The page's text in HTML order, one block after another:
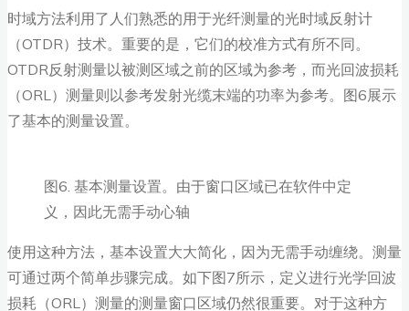
时域方法利用了人们熟悉的用于光纤测量的光时域反射计
（OTDR）技术。重要的是，它们的校准方式有所不同。
OTDR反射测量以被测区域之前的区域为参考，而光回波损耗
（ORL）测量则以参考发射光缆末端的功率为参考。图6展示
了基本的测量设置。
图6. 基本测量设置。由于窗口区域已在软件中定
义，因此无需手动心轴
使用这种方法，基本设置大大简化，因为无需手动缠绕。测量
可通过两个简单步骤完成。如下图7所示，定义进行光学回波
损耗（ORL）测量的测量窗口区域仍然很重要。对于这种方